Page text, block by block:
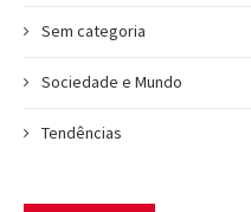
Sem categoria
Sociedade e Mundo
Tendências